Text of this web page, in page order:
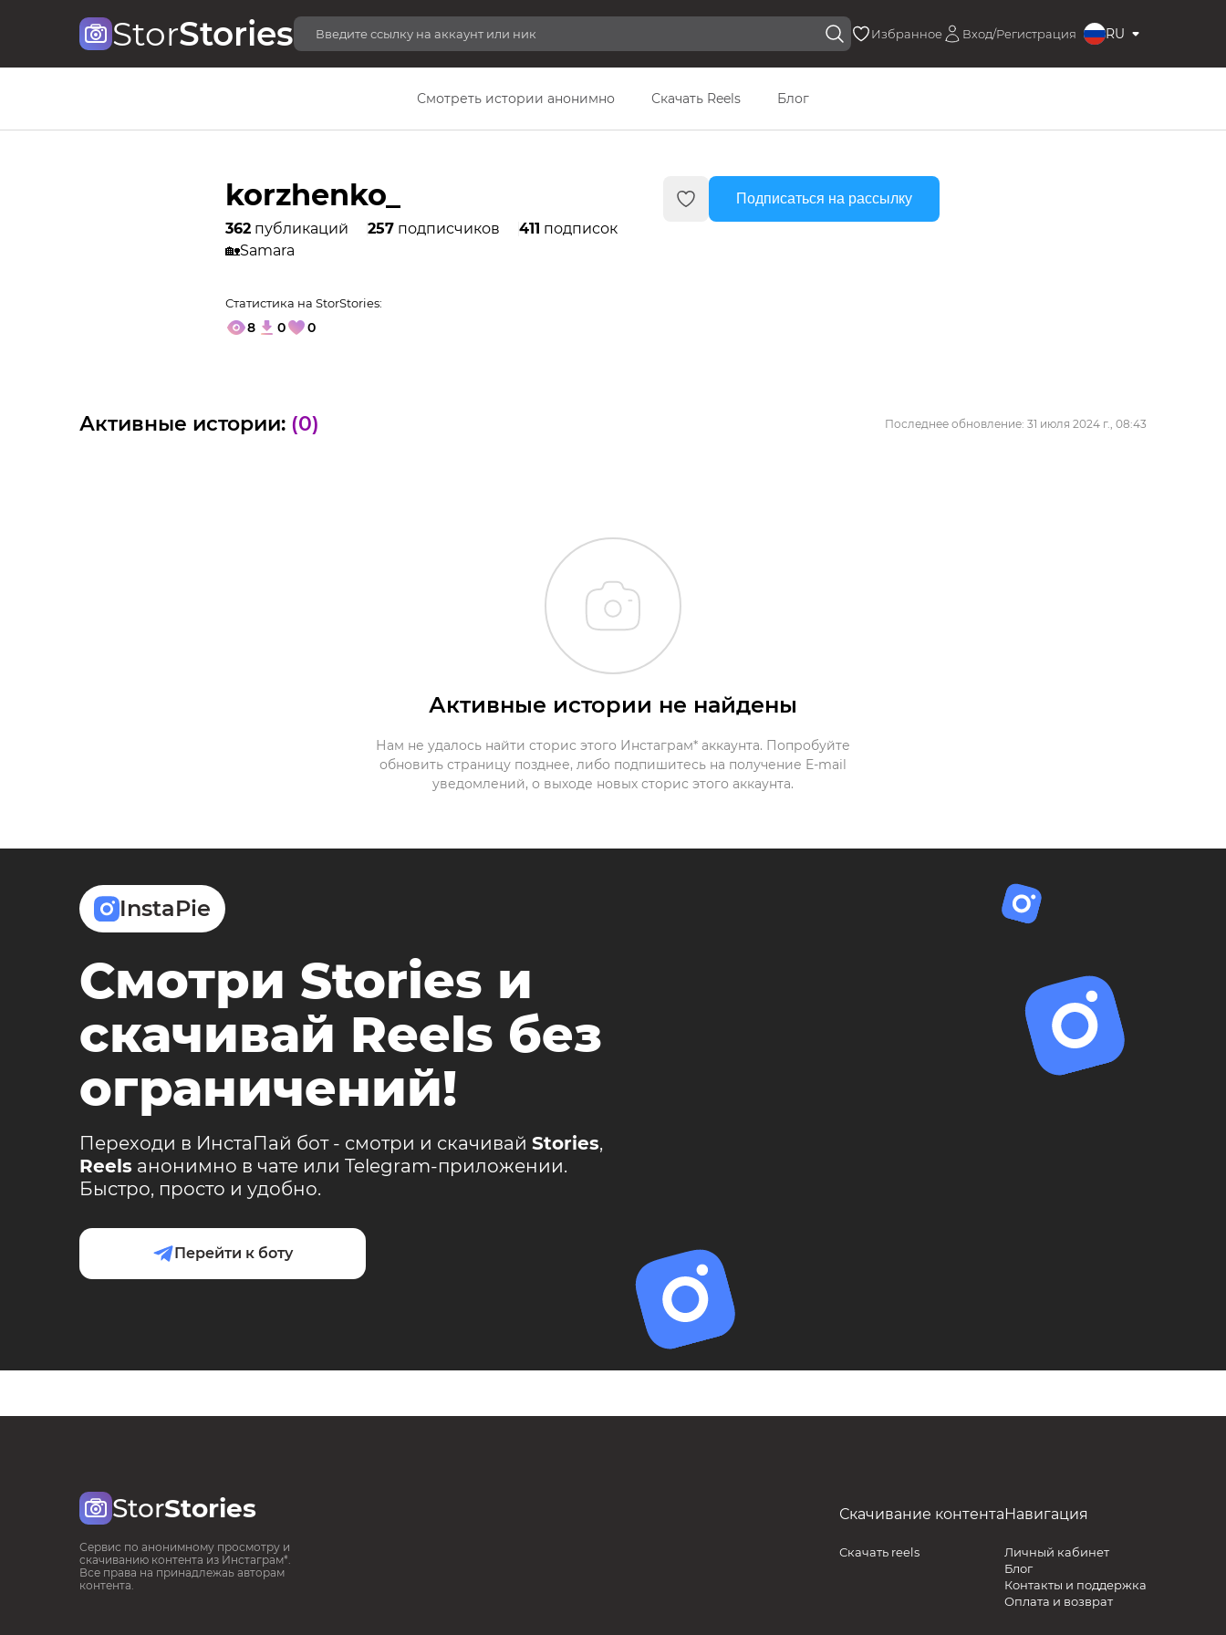
StorStories Избранное Вход/Регистрация RU
Смотреть истории анонимно Скачать Reels Блог
korzhenko_
362 публикаций 257 подписчиков 411 подписок
🏡Samara
Статистика на StorStories:
8 0 0
Подписаться на рассылку
Активные истории: (0) Последнее обновление: 31 июля 2024 г., 08:43
Активные истории не найдены
Нам не удалось найти сторис этого Инстаграм* аккаунта. Попробуйте
обновить страницу позднее, либо подпишитесь на получение E-mail
уведомлений, о выходе новых сторис этого аккаунта.
InstaPie
Смотри Stories и
скачивай Reels без
ограничений!
Переходи в ИнстаПай бот - смотри и скачивай Stories,
Reels анонимно в чате или Telegram-приложении.
Быстро, просто и удобно.
Перейти к боту
StorStories
Сервис по анонимному просмотру и
скачиванию контента из Инстаграм*.
Все права на принадлежаь авторам
контента.
Скачивание контента
Скачать reels
Навигация
Личный кабинет
Блог
Контакты и поддержка
Оплата и возврат